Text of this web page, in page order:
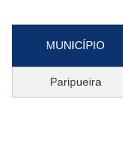
MUNICÍPIO
Paripueira